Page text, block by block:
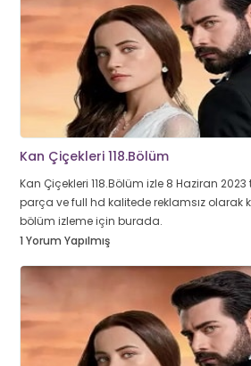
Kan Çiçekleri 118.Bölüm
Kan Çiçekleri 118.Bölüm izle 8 Haziran
parça ve full hd kalitede reklamsız olarak
bölüm izleme için burada.
1 Yorum Yapılmış